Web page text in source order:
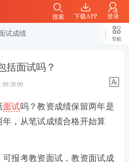
下载APP 登录
搜索
试成绩
导航
括面试吗？
09:38:00
面试吗？教资成绩保留两年是
年，从笔试成绩合格开始算
报考教资面试，教资面试成